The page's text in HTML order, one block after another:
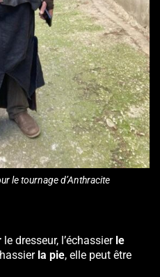
le tournage d’Anthracite
le dresseur, l’échassier le
la pie, elle peut être